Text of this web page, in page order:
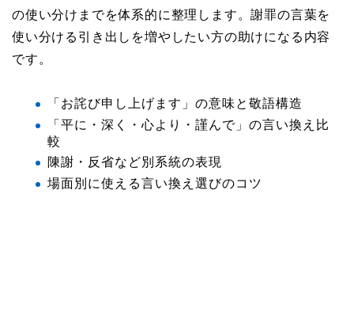
の使い分けまでを体系的に整理します。謝罪の言葉を
使い分ける引き出しを増やしたい方の助けになる内容
です。
「お詫び申し上げます」の意味と敬語構造
「平に・深く・心より・謹んで」の言い換え比
較
陳謝・反省など別系統の表現
場面別に使える言い換え選びのコツ